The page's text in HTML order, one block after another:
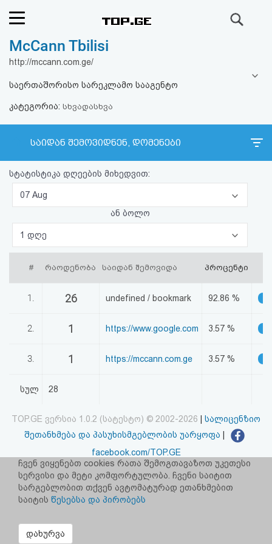
რეიტინგი
ფოსტა
კითხვა-
პასუხი
ავტორიზაცია
რეგისტრაცია
აღდგენა
კოდი
შეთანხმება
და
პასუხისმგებლობის
უარყოფა
McCann Tbilisi
http://mccann.com.ge/
საერთაშორისო სარეკლამო სააგენტო
კატეგორია: სხვადასხვა
საიდან შემოვიდნენ, დომენები
სტატისტიკა დღეების მიხედვით:
07 Aug
ან ბოლო
1 დღე
# რაოდენობა საიდან შემოვიდა პროცენტი
1. 26 undefined / bookmark 92.86 %
2. 1 https://www.google.com 3.57 %
3. 1 https://mccann.com.ge 3.57 %
სულ 28
TOP.GE ვერსია 1.0.2 (სატესტო) © 2002-2026
სალიცენზიო
შეთანხმება და პასუხისმგებლობის უარყოფა
facebook.com/TOP.GE
იხილეთ TOP.GE - ის ძველი ვერსიაბმულზე
რეკლამა TOP.GE - ზე
ჩვენ ვიყენებთ cookies რათა შემოგთავაზოთ უკეთესი
სერვისი და მეტი კომფორტულობა. ჩვენი საიტით
სარგებლობით თქვენ ავტომატურად ეთანხმებით
საიტის წესებსა და პირობებს
დახურვა